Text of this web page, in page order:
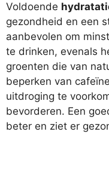
Voldoende
gezondheid en een
aanbevolen om
te drinken, evenals
groenten die van
beperken van
uitdroging te
bevorderen. Een
beter en ziet er